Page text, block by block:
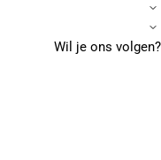
Wil je ons volgen?